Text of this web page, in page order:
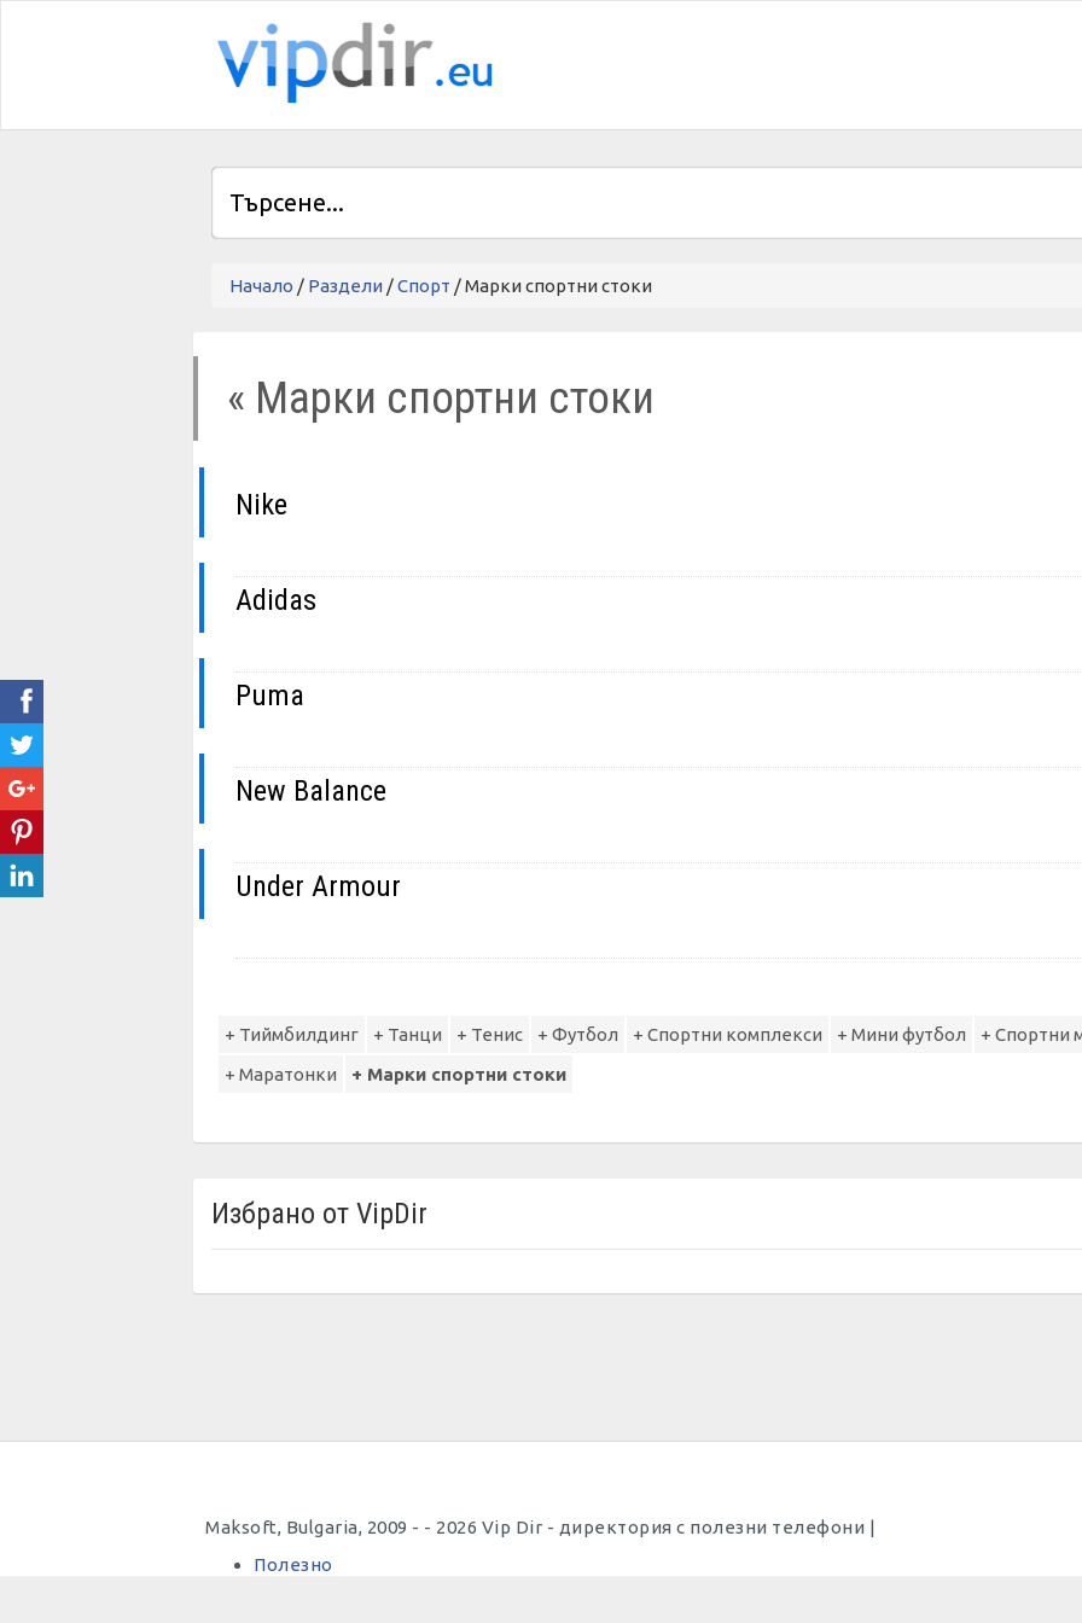
Начало / Раздели /Спорт / Марки спортни стоки
« Марки спортни стоки
Nike
Adidas
Puma
New Balance
Under Armour
+ Тиймбилдинг + Танци + Тенис + Футбол + Спортни комплекси + Мини футбол
+ Спортни
+ Маратонки
+ Марки спортни стоки
Избрано от VipDir
Maksoft, Bulgaria, 2009 - - 2026 Vip Dir - директория с полезни телефони |
Полезно